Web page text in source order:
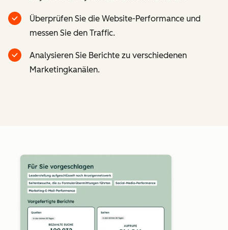
Überprüfen Sie die Website-Performance und
messen Sie den Traffic.
Analysieren Sie Berichte zu verschiedenen
Marketingkanälen.